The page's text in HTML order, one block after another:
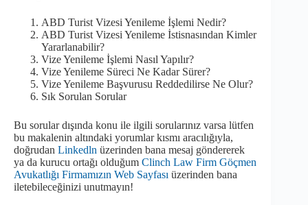
ABD Turist Vizesi Yenileme İşlemi Nedir?
ABD Turist Vizesi Yenileme İstisnasından Kimler
Yararlanabilir?
Vize Yenileme İşlemi Nasıl Yapılır?
Vize Yenileme Süreci Ne Kadar Sürer?
Vize Yenileme Başvurusu Reddedilirse Ne Olur?
Sık Sorulan Sorular
Bu sorular dışında konu ile ilgili sorularınız varsa lütfen
bu makalenin altındaki yorumlar kısmı aracılığıyla,
doğrudan Linkedln üzerinden bana mesaj göndererek
ya da kurucu ortağı olduğum Clinch Law Firm Göçmen
Avukatlığı Firmamızın Web Sayfası üzerinden bana
iletebileceğinizi unutmayın!